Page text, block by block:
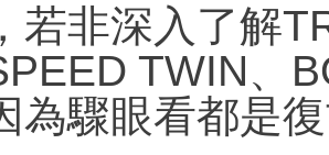
若非深入了解
TWIN、
為驟眼看都是